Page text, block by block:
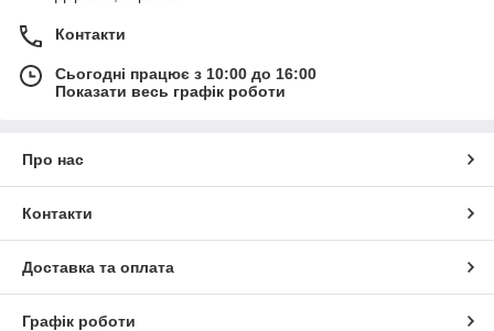
Контакти
Сьогодні працює з 10:00 до 16:00
Показати весь графік роботи
Про нас
Контакти
Доставка та оплата
Графік роботи